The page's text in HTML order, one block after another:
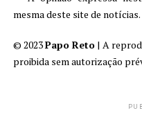
mesma deste site de notícias.
© 2023Papo Reto | A
proibida sem autorização